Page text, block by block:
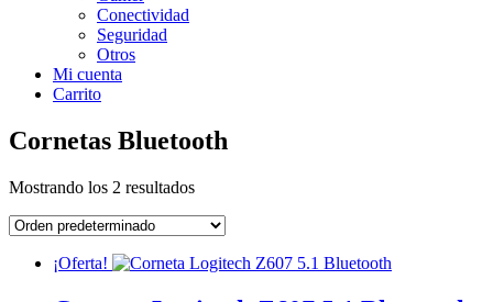
Conectividad
Seguridad
Otros
Mi cuenta
Carrito
Cornetas Bluetooth
Mostrando los 2 resultados
¡Oferta!